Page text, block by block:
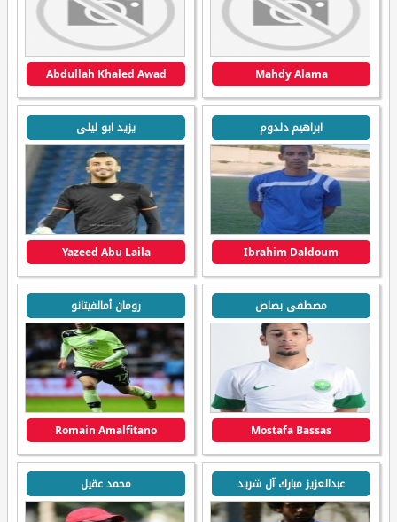
Mahdy Alama
Abdullah Khaled Awad
ابراهيم دلدوم
Ibrahim Daldoum
يزيد ابو ليلى
Yazeed Abu Laila
مصطفى بصاص
Mostafa Bassas
رومان أمالفيتانو
Romain Amalfitano
عبدالعزيز مبارك آل شريد محمد عقيل